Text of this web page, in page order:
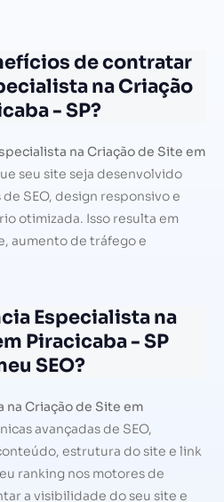
de contratar
na Criação
- SP?
na Criação de Site em
seu site seja desenvolvido
SEO, design responsivo e
otimizada. Isso resulta em
aumento de tráfego e
Especialista na
Piracicaba - SP
SEO?
na Criação de Site em
avançadas de SEO,
estrutura do site e link
ranking nos motores de
a visibilidade do seu site e